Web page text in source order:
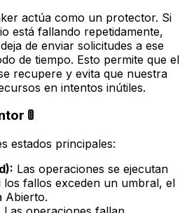
actúa como un protector. Si
está fallando repetidamente,
de enviar solicitudes a ese
de tiempo. Esto permite que el
recupere y evita que nuestra
en intentos inútiles.
🚦
estados principales:
Las operaciones se ejecutan
los fallos exceden un umbral, el
Abierto.